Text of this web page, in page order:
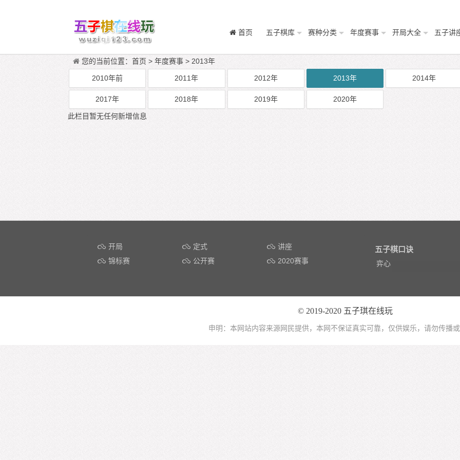
首页 五子棋库 赛种分类 年度赛事 开局大全 五子讲
您的当前位置： 首页 > 年度赛事 > 2013年
2010年前 2011年 2012年 2013年 2014年
2017年 2018年 2019年 2020年
此栏目暂无任何新增信息
开局 定式
讲座
锦标赛
公开赛 2020赛事
五子棋口诀
弈心
© 2019-2020 五子琪在线玩
申明：本网站内容来源网民提供，本网不保证真实可靠，仅供娱乐，请勿传播